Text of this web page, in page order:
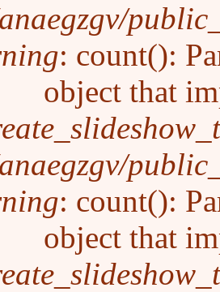
: count():
object that
: count():
object that